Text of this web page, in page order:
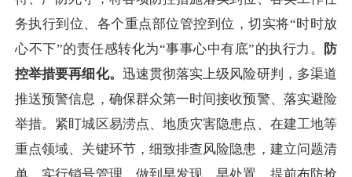
务执行到位、各个重点部位管控到位，切实将“时时放
心不下”的责任感转化为“事事心中有底”的执行力。
防
控举措要再细化。 迅速贯彻落实上级风险研判，多渠道
推送预警信息，确保群众第一时间接收预警、落实避险
举措。紧盯城区易涝点、地质灾害隐患点、在建工地等
重点领域、关键环节，细致排查风险隐患，建立问题清